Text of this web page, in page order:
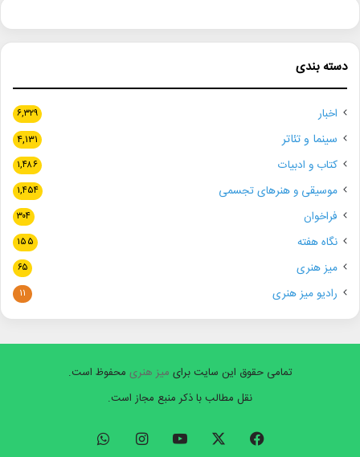
دسته بندی
اخبار ۶,۳۲۹
سینما و تئاتر ۴,۱۳۱
کتاب و ادبیات ۱,۴۸۶
موسیقی و هنرهای تجسمی ۱,۴۵۴
فراخوان ۳۰۴
نگاه هفته ۱۵۵
میز هنری ۶۵
رادیو میز هنری ۱۱
تمامی حقوق این سایت برای میز هنری محفوظ است.
نقل مطالب با ذکر منبع مجاز است.
فیسبوک ایکس یوتیوب اینستاگرام